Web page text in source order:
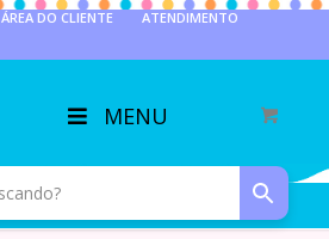
ÁREA DO CLIENTE ATENDIMENTO
MENU